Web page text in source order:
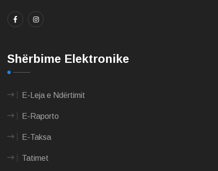
Shërbime Elektronike
E-Leja e Ndërtimit
E-Raporto
E-Taksa
Tatimet